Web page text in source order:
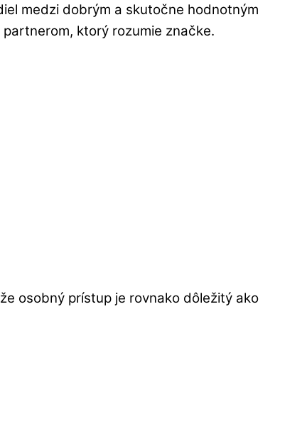
medzi dobrým a skutočne hodnotným
ktorý rozumie značke.
osobný prístup je rovnako dôležitý ako